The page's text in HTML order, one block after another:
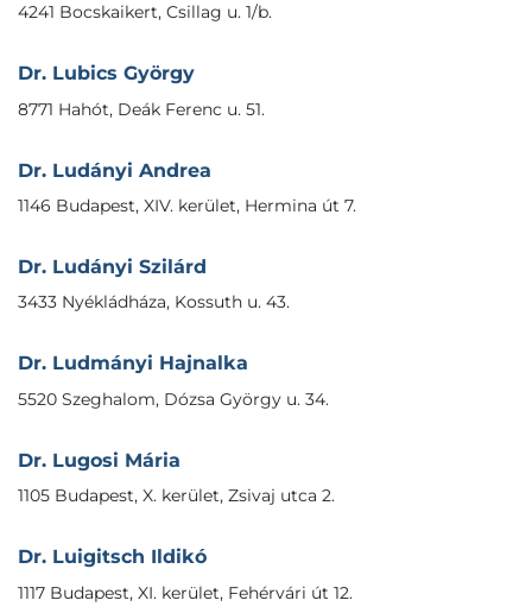
4241 Bocskaikert, Csillag u. 1/b.
Dr. Lubics György
8771 Hahót, Deák Ferenc u. 51.
Dr. Ludányi Andrea
1146 Budapest, XIV. kerület, Hermina út 7.
Dr. Ludányi Szilárd
3433 Nyékládháza, Kossuth u. 43.
Dr. Ludmányi Hajnalka
5520 Szeghalom, Dózsa György u. 34.
Dr. Lugosi Mária
1105 Budapest, X. kerület, Zsivaj utca 2.
Dr. Luigitsch Ildikó
1117 Budapest, XI. kerület, Fehérvári út 12.